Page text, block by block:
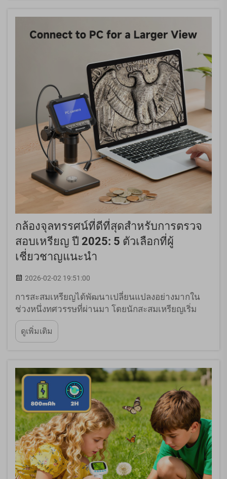
กล้องจุลทรรศน์ที่ดีที่สุดสำหรับการตรวจ
สอบเหรียญ ปี 2025: 5 ตัวเลือกที่ผู้
เชี่ยวชาญแนะนำ
2026-02-02 19:51:00
การสะสมเหรียญได้พัฒนาเปลี่ยนแปลงอย่างมากใน
ช่วงหนึ่งทศวรรษที่ผ่านมา โดยนักสะสมเหรียญเริ่ม
พึ่งพาอุปกรณ์ออปติกขั้นสูงมากขึ้นในการตรวจสอบ
ตัวอย่างอันมีค่าของตน กล้องจุลทรรศน์คุณภาพสูง
สำหรับการตรวจสอบเหรียญจึงกลายเป็นเครื่องมือที่
ดูเพิ่มเติม